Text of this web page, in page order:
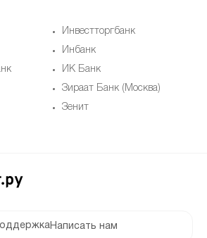
Инвестторгбанк
Инбанк
ИК Банк
Зираат Банк (Москва)
Зенит
Написать нам